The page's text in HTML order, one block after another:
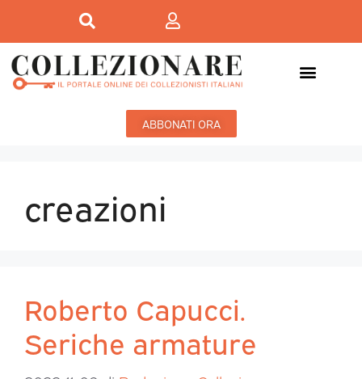
ABBONATI ORA
creazioni
Roberto Capucci.
Seriche armature